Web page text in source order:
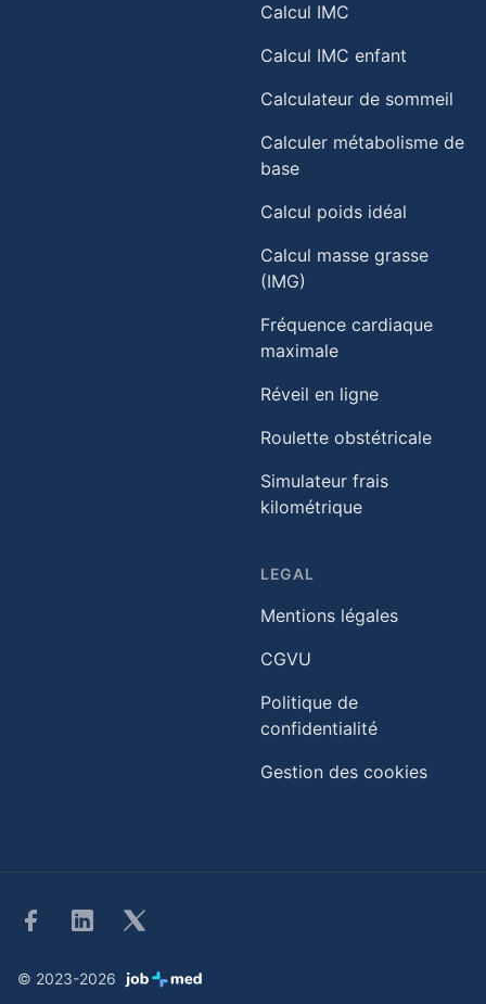
Calcul IMC
Calcul IMC enfant
Calculateur de sommeil
Calculer métabolisme de
base
Calcul poids idéal
Calcul masse grasse
(IMG)
Fréquence cardiaque
maximale
Réveil en ligne
Roulette obstétricale
Simulateur frais
kilométrique
LEGAL
Mentions légales
CGVU
Politique de
confidentialité
Gestion des cookies
FacebookLinkedinTwitter
© 2023-2026